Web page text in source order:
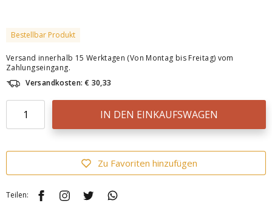
Bestellbar Produkt
Versand innerhalb 15 Werktagen (Von Montag bis Freitag) vom
Zahlungseingang.
Versandkosten: € 30,33
IN DEN EINKAUFSWAGEN
Zu Favoriten hinzufügen
Teilen: